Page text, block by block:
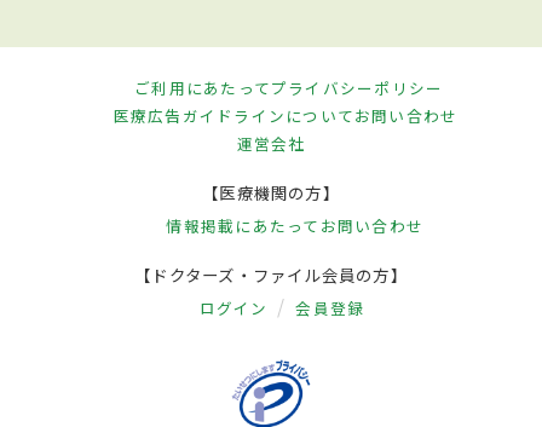
ご利用にあたってプライバシーポリシー
医療広告ガイドラインについてお問い合わせ
運営会社
【医療機関の方】
情報掲載にあたって お問い合わせ
【ドクターズ・ファイル会員の方】
ログイン 会員登録